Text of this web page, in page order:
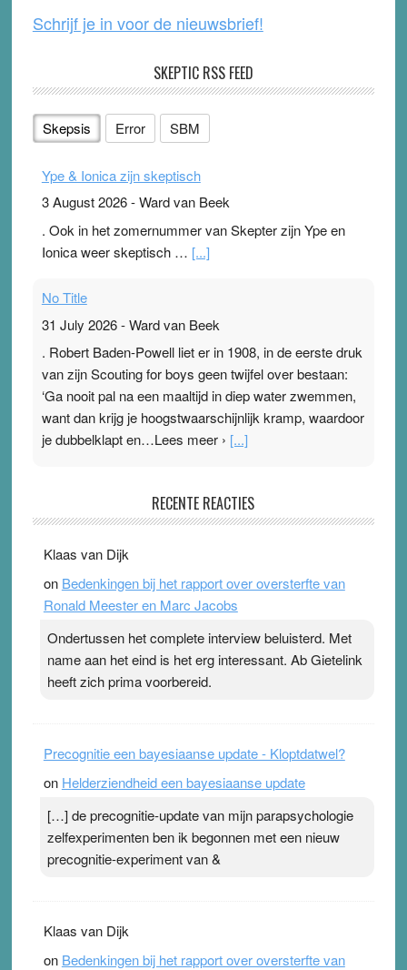
Schrijf je in voor de nieuwsbrief!
SKEPTIC RSS FEED
Skepsis Error SBM
Ype & Ionica zijn skeptisch
3 August 2026-Ward van Beek
. Ook in het zomernummer van Skepter zijn Ype en
Ionica weer skeptisch … [...]
No Title
31 July 2026-Ward van Beek
. Robert Baden-Powell liet er in 1908, in de eerste druk
van zijn Scouting for boys geen twijfel over bestaan:
‘Ga nooit pal na een maaltijd in diep water zwemmen,
want dan krijg je hoogstwaarschijnlijk kramp, waardoor
je dubbelklapt en…Lees meer › [...]
Ward van Beek
topsporters. Ze hopen ermee hun hartslag te verlagen
terwijl ze meer zuurstof opnemen. Daarop heeft zo’n
pleister geen effect. Maar het gevoel ‘makkelijker te
Pleisterplakkers in de topspsort ›[...]
RECENTE REACTIES
Klaas van Dijk
on Bedenkingen bij het rapport over oversterfte van
Ronald Meester en Marc Jacobs
Ondertussen het complete interview beluisterd. Met
name aan het eind is het erg interessant. Ab Gietelink
heeft zich prima voorbereid.
Precognitie een bayesiaanse update - Kloptdatwel?
on Helderziendheid een bayesiaanse update
[…] de precognitie-update van mijn parapsychologie
zelfexperimenten ben ik begonnen met een nieuw
precognitie-experiment van &
Klaas van Dijk
on Bedenkingen bij het rapport over oversterfte van